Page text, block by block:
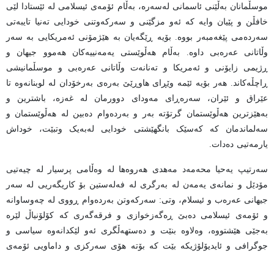
موسڵمانان بەڵێنی ئاسمانی لەسەرە، بەڵام ئۆمەی ئیسلامی لە ئێستادا لێی
خافڵن و پێیان وایە کە ئەو مزگێنی و سەرکەوتنی خودایی تەنیا تایبەتی
سەردەمی پێغەمبەر بووە. بۆیە ڕێگەیان بە هێژمۆنی ئەمریکایی بە سەر
وڵاتانی عەرەبی داوە. بەڵام هەڵوێستی یەمەنییەکان هەموو جیهان و
ڕژیمی زایۆنی و ئەمریکا و تەنانەت وڵاتانی عەرەبی و موسڵمانیشی
ڕاچڵەکاند. هەر بۆیە ئێمە وێڕای هاوڕێێ بەرەی بەرخۆدان لە لوبنانەوە تا
عێراق و ئێران، سەرەڕای مەودای دوورمان لە غەزە، باشترین و
بەهێزترین هەڵوێستمان گرتۆتە بەر و بەردەوام دەبین لە هەڵوێستمان و
سەلماندمان کە کەسێک بانگهێشتی خودایی لەبەیک وتبێت، خوداش
یارمەتیی دەدات.
سەرتیپ یەحیا محەمەد مەهدی هەروەها لە وەڵامی پرسیار لە چیەتیی
مۆدێل و نمانەی یەمەن لە بەرگری لە فەلەستین بۆ کاریگەریی لە سەر
جیهانی عەرەب و ئیسلام، وتی: سەرکەوتن بەردەوام ڕووی لە چەوساوانە
و ئۆمەی ئیسلامی دەبێ ڕەگەزخوازی و فرقەگەری کە کۆلۆنیاڵ لێرە
بەجێی هێشتووە، وەلاوە بنێت و دەستهەڵگری ئەو لێکدانەوە سیاسی و
جوگرافی و ئایدیۆلۆژیکە بێت کە بۆتە هۆی سەرکزی و داماویی ئۆمەی